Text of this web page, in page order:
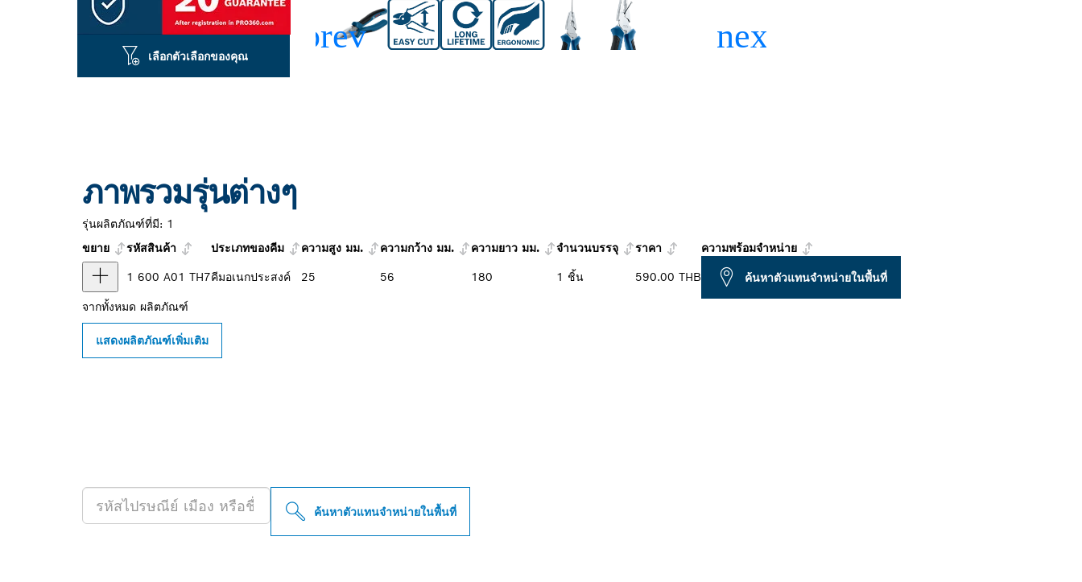
เลือกตัวเลือกของคุณ
ภาพรวมรุ่นต่างๆ
รุ่นผลิตภัณฑ์ที่มี: 1
ขยาย
รหัสสินค้า ประเภทของคีม ความสูง มม. ความกว้าง มม. ความยาว มม. จำนวนบรรจุ ราคา
ความพร้อมจำหน่าย
1 600 A01 TH7คีมอเนกประสงค์ 25 56 180 1 ชิ้น 590.00 THB ค้นหาตัวแทนจำหน่ายในพื้นที่
จากทั้งหมด ผลิตภัณฑ์
แสดงผลิตภัณฑ์เพิ่มเติม
ค้นหาตัวแทนจำหน่ายในพื้นที่